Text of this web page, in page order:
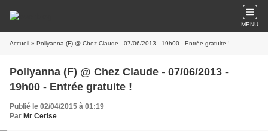
MENU
Accueil » Pollyanna (F) @ Chez Claude - 07/06/2013 - 19h00 - Entrée gratuite !
Pollyanna (F) @ Chez Claude - 07/06/2013 -
19h00 - Entrée gratuite !
Publié le 02/04/2015 à 01:19
Par Mr Cerise